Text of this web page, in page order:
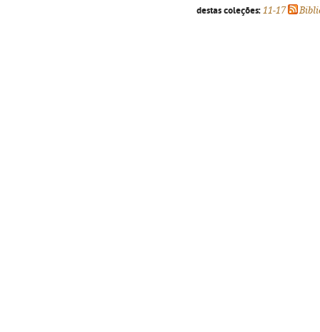
destas coleções: 11-17